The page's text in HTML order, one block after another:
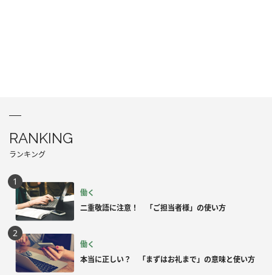
RANKING
ランキング
働く
二重敬語に注意！ 「ご担当者様」の使い方
働く
本当に正しい？ 「まずはお礼まで」の意味と使い方